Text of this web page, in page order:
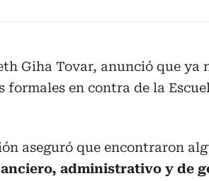
Giha Tovar, anunció que ya
en contra de la
aseguró que encontraron
administrativo y de